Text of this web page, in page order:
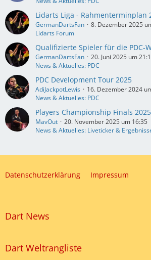
Lidarts Liga - Rahmenterminplan
GermanDartsFan
8. Dezember 2025
Lidarts Forum
Qualifizierte Spieler für die PDC-
GermanDartsFan
20. Juni 2025 um
News & Aktuelles: PDC
PDC Development Tour 2025
AdiJackpotLewis
16. Dezember 2024
News & Aktuelles: PDC
Players Championship Finals 2025
MavOut
20. November 2025 um 16:35
News & Aktuelles: Liveticker &
Datenschutzerklärung Impressum
Dart News
Dart Weltrangliste